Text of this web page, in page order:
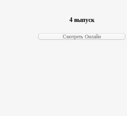
4 выпуск